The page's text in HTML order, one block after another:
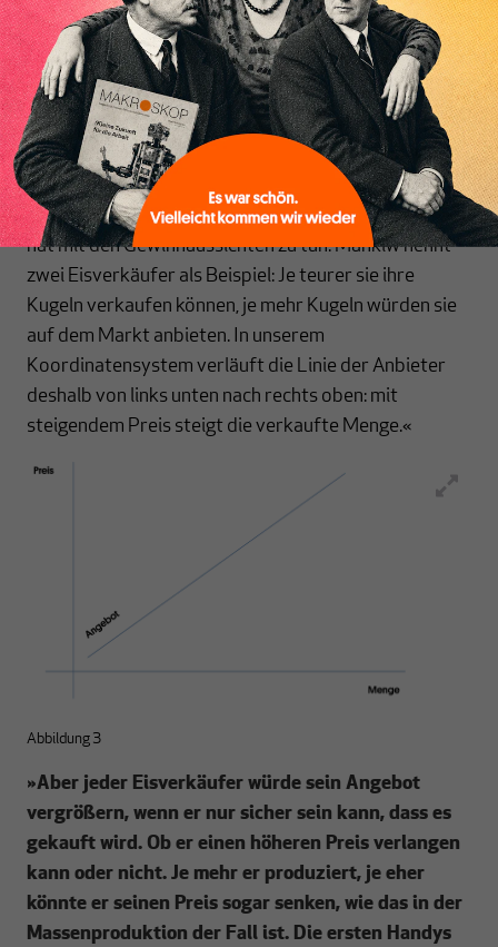
Inhaltsverzeichnis Wirklichkeit komplex ist und Modelle sehr kompliziert
würden, wenn man all diese Falle einbezieht. Die Frage
ist, ob stark vereinfachte Modelle die Funktionsweise
der Wirtschaft noch korrekt beschreiben. Darauf
kommen wir noch zu sprechen. Jetzt aber zur Frage:
Wie verhalten sich die Anbieter? Das erste was wir in
vielen Lehrbüchern lernen ist: Je mehr sie anbieten,
desto teurer muss das Produkt sein. Dieses Verhalten
hat mit den Gewinnaussichten zu tun. Mankiw nennt
zwei Eisverkäufer als Beispiel: Je teurer sie ihre
Kugeln verkaufen können, je mehr Kugeln würden sie
auf dem Markt anbieten. In unserem
Koordinatensystem verläuft die Linie der Anbieter
deshalb von links unten nach rechts oben: mit
steigendem Preis steigt die verkaufte Menge.«
Abbildung 3
»Aber jeder Eisverkäufer würde sein Angebot
vergrößern, wenn er nur sicher sein kann, dass es
gekauft wird. Ob er einen höheren Preis verlangen
kann oder nicht. Je mehr er produziert, je eher
könnte er seinen Preis sogar senken, wie das in der
Massenproduktion der Fall ist. Die ersten Handys